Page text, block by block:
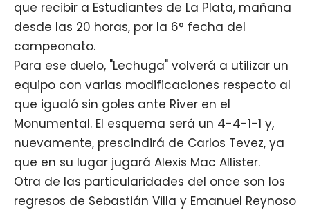
que recibir a Estudiantes de La Plata, mañana
desde las 20 horas, por la 6° fecha del
campeonato.
Para ese duelo, "Lechuga" volverá a utilizar un
equipo con varias modificaciones respecto al
que igualó sin goles ante River en el
Monumental. El esquema será un 4-4-1-1 y,
nuevamente, prescindirá de Carlos Tevez, ya
que en su lugar jugará Alexis Mac Allister.
Otra de las particularidades del once son los
regresos de Sebastián Villa y Emanuel Reynoso